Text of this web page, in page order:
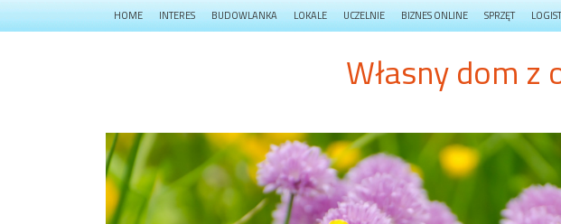
HOME INTERES BUDOWLANKA LOKALE UCZELNIE BIZNES ONLINE SPRZĘT
Własny dom